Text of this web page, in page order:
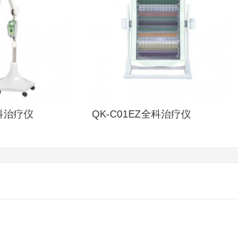
治疗仪 QK-C01EZ全科治疗仪